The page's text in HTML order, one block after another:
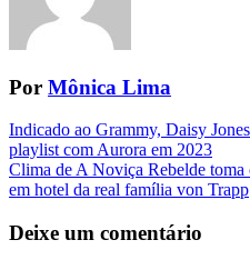
Por Mônica Lima
Navegação
da
Postagem
Indicado ao Grammy, Daisy
playlist com Aurora em 2023
Clima de A Noviça Rebelde
em hotel da real família von Trapp
Deixe um comentário